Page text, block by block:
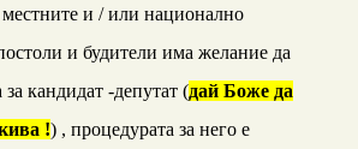
и / или национално
и будители има желание да
кандидат -депутат (дай Боже да
!) , процедурата за него е